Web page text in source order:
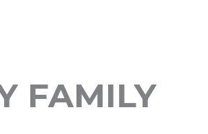
FAMILY